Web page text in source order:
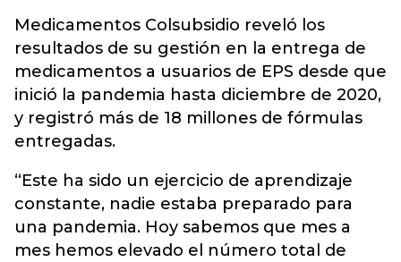
Medicamentos Colsubsidio reveló los
resultados de su gestión en la entrega de
medicamentos a usuarios de EPS desde que
inició la pandemia hasta diciembre de 2020,
y registró más de 18 millones de fórmulas
entregadas.
“Este ha sido un ejercicio de aprendizaje
constante, nadie estaba preparado para
una pandemia. Hoy sabemos que mes a
mes hemos elevado el número total de